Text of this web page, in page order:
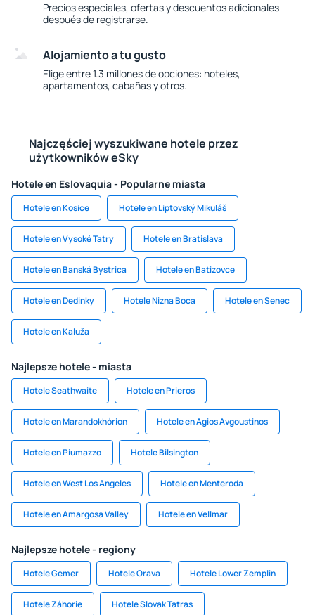
Precios especiales, ofertas y descuentos adicionales
después de registrarse.
Alojamiento a tu gusto
Elige entre 1.3 millones de opciones: hoteles,
apartamentos, cabañas y otros.
Najczęściej wyszukiwane hotele przez
użytkowników eSky
Hotele en Eslovaquia - Popularne miasta
Hotele en Kosice Hotele en Liptovský Mikuláš
Hotele en Vysoké Tatry Hotele en Bratislava
Hotele en Banská Bystrica Hotele en Batizovce
Hotele en Dedinky Hotele Nizna Boca Hotele en Senec
Hotele en Kaluža
Najlepsze hotele - miasta
Hotele Seathwaite Hotele en Prieros
Hotele en Marandokhórion Hotele en Agios Avgoustinos
Hotele en Piumazzo Hotele Bilsington
Hotele en West Los Angeles Hotele en Menteroda
Hotele en Amargosa Valley Hotele en Vellmar
Najlepsze hotele - regiony
Hotele Gemer Hotele Orava Hotele Lower Zemplin
Hotele Záhorie Hotele Slovak Tatras